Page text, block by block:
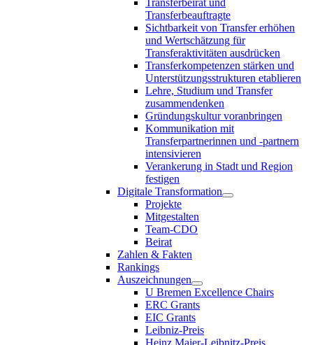
Transferbeauftragte
Sichtbarkeit von Transfer erhöhen
und Wertschätzung für
Transferaktivitäten ausdrücken
Transferkompetenzen stärken und
Unterstützungsstrukturen etablieren
Lehre, Studium und Transfer
zusammendenken
Gründungskultur voranbringen
Kommunikation mit
Transferpartnerinnen und -partnern
intensivieren
Verankerung in Stadt und Region
festigen
Digitale Transformation
Projekte
Mitgestalten
Team-CDO
Beirat
Zahlen & Fakten
Rankings
Auszeichnungen
U Bremen Excellence Chairs
ERC Grants
EIC Grants
Leibniz-Preis
Heinz Maier-Leibnitz-Preis